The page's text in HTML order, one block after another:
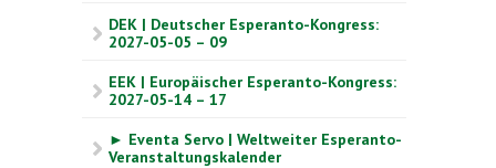
DEK | Deutscher Esperanto-Kongress:
2027-05-05 – 09
EEK | Europäischer Esperanto-Kongress:
2027-05-14 – 17
► Eventa Servo | Weltweiter Esperanto-
Veranstaltungskalender